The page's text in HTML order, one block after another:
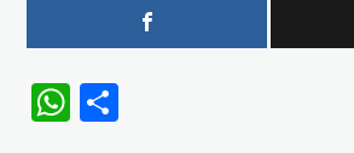
WhatsApp